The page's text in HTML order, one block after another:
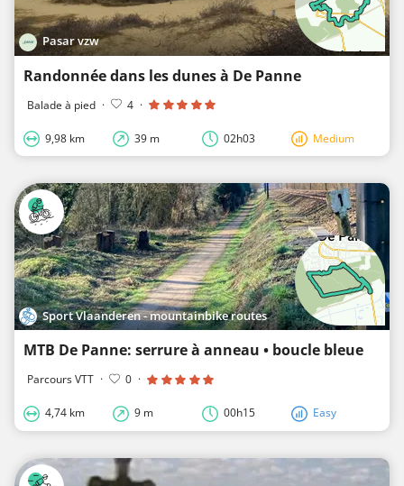
Pasar vzw
Randonnée dans les dunes à De Panne
Balade à pied · 4 ·
9,98 km 39 m 02h03 Medium
Sport Vlaanderen - mountainbike routes
MTB De Panne: serrure à anneau • boucle bleue
Parcours VTT · 0 ·
4,74 km 9 m 00h15 Easy